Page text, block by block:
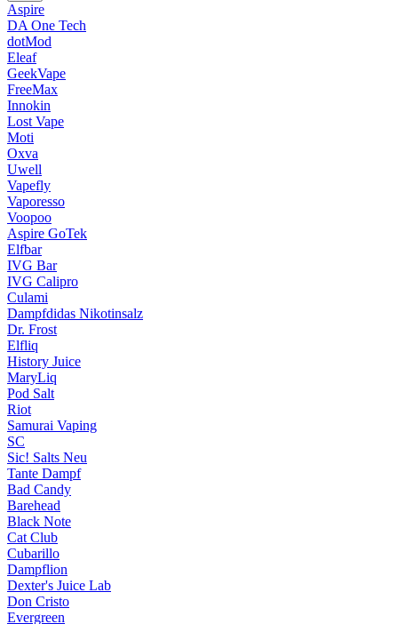
Aspire
DA One Tech
dotMod
Eleaf
GeekVape
FreeMax
Innokin
Lost Vape
Moti
Oxva
Uwell
Vapefly
Vaporesso
Voopoo
Aspire GoTek
Elfbar
IVG Bar
IVG Calipro
Culami
Dampfdidas Nikotinsalz
Dr. Frost
Elfliq
History Juice
MaryLiq
Pod Salt
Riot
Samurai Vaping
SC
Sic! Salts Neu
Tante Dampf
Bad Candy
Barehead
Black Note
Cat Club
Cubarillo
Dampflion
Dexter's Juice Lab
Don Cristo
Evergreen